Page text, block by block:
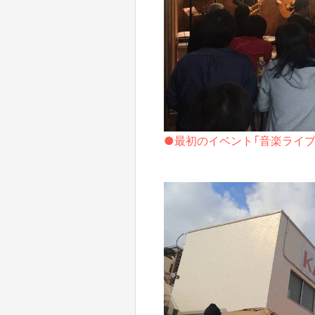
●最初のイベント「音楽ライブ